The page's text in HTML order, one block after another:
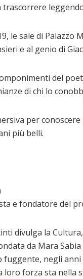
le sale di
e al genio di
del
di chi lo
per
più belli.
e fondatore del
divulga la
da Mara
fuggente, negli
loro forza sta nella